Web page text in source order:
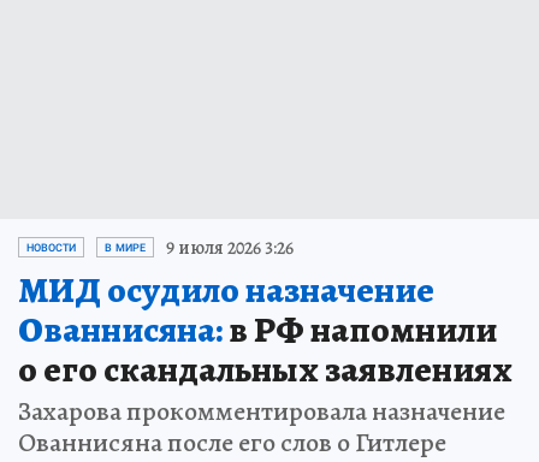
НОВОСТИ В МИРЕ 9 июля 2026 3:26
МИД осудило назначение
Ованнисяна:в РФ напомнили
о его скандальных заявлениях
Захарова прокомментировала назначение
Ованнисяна после его слов о Гитлере